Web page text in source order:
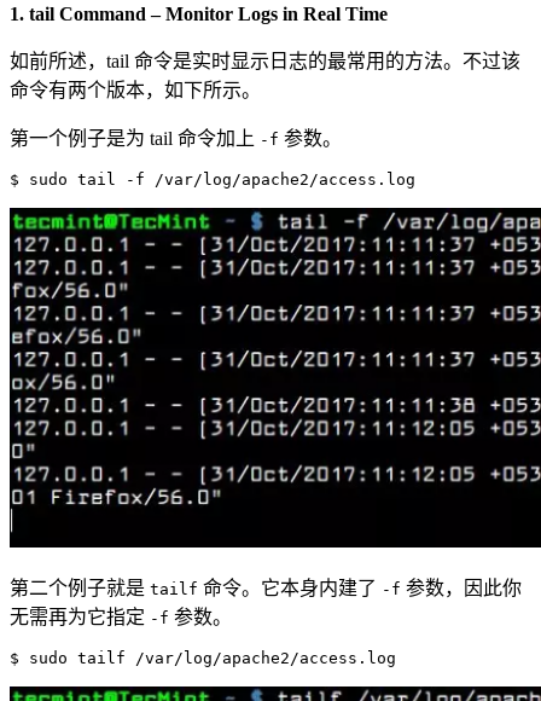
1. tail Command – Monitor Logs in Real Time
如前所述，tail 命令是实时显示日志的最常用的方法。不过该
命令有两个版本，如下所示。
第一个例子是为 tail 命令加上 -f 参数。
第二个例子就是 tailf 命令。它本身内建了 -f 参数，因此你
无需再为它指定 -f 参数。